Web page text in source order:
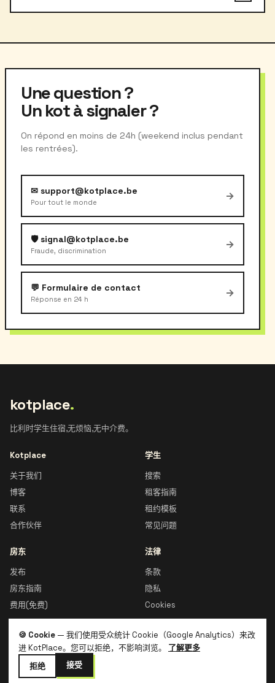
Une question ?
Un kot à signaler ?
On répond en moins de 24h (weekend inclus pendant
les rentrées).
✉ support@kotplace.be
Pour tout le monde
→
🛡 signal@kotplace.be
Fraude, discrimination
→
💬 Formulaire de contact
Réponse en 24 h
→
kotplace.
比利时学生住宿,无烦恼,无中介费。
Kotplace
关于我们
博客
联系
合作伙伴
学生
搜索
租客指南
租约模板
常见问题
房东
发布
房东指南
费用(免费)
法律
条款
隐私
Cookies
© 2026 Kotplace · 比利时制造 🇧🇪
FR EN
🍪 Cookie — 我们使用受众统计 Cookie（Google Analytics）来改
进 KotPlace。您可以拒绝，不影响浏览。 了解更多
拒绝
接受